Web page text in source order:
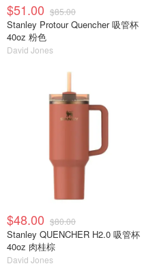
$51.00 $85.00
Stanley Protour Quencher 吸管杯
40oz 粉色
David Jones
$48.00 $80.00
Stanley QUENCHER H2.0 吸管杯
40oz 肉桂棕
David Jones